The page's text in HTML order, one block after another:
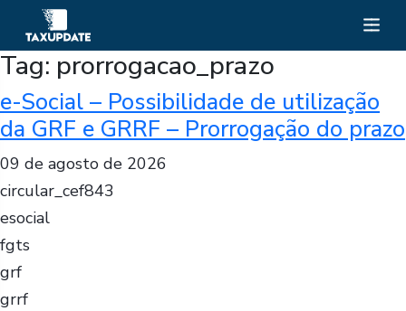
Tag: prorrogacao_prazo
e-Social – Possibilidade de utilização
da GRF e GRRF – Prorrogação do prazo
09 de agosto de 2026
circular_cef843
esocial
fgts
grf
grrf